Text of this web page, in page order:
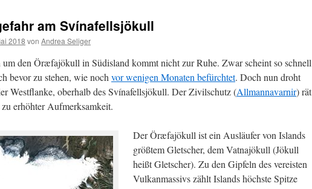
am Svínafellsjökull
2018 von Andrea Seliger
den Öræfajökull in Südisland kommt nicht zur Ruhe. Zwar scheint so schnell
bevor zu stehen, wie noch vor wenigen Monaten befürchtet. Doch nun droht
Westflanke, oberhalb des Svínafellsjökull. Der Zivilschutz (Allmannavarnir) rät
erhöhter Aufmerksamkeit.
Der Öræfajökull ist ein Ausläufer von Islands
größtem Gletscher, dem Vatnajökull (Jökull
heißt Gletscher). Zu den Gipfeln des vereisten
Vulkanmassivs zählt Islands höchste Spitze